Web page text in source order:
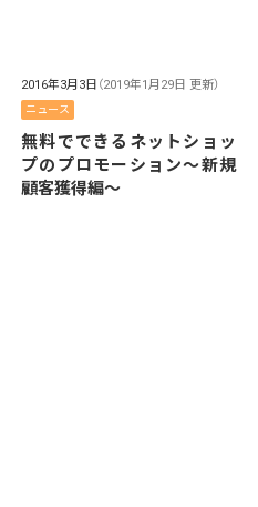
2016年3月3日 （2019年1月29日 更新）
ニュース
無料でできるネットショッ
プのプロモーション〜新規
顧客獲得編〜